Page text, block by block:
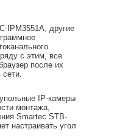
IPM3551A, другие
с этим, все
после их
сети.
IP-камеры
монтажа,
Smartec STB-
настраивать угол